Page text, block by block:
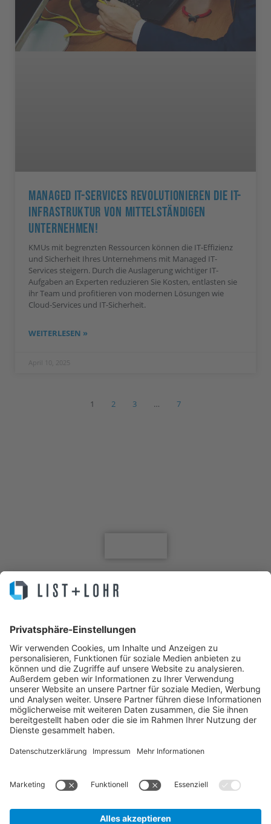
Managed IT-Services Revolutionieren Die IT-
Infrastruktur Von Mittelständigen
Unternehmen!
KMUs mit begrenzten Ressourcen können die IT-Effizienz
und Sicherheit Ihres Unternehmens mit Managed IT-
Services steigern. Durch die Auslagerung wichtiger IT-
Aufgaben an Experten reduzieren Sie Kosten, entlasten sie
ihr Team und profitieren von modernen Lösungen wie
Cloud-Services und IT-Sicherheit.
WEITERLESEN »
April 10, 2025
1 2 3 … 7
Sie machen Business. Wir Ihre IT.
IT Service, Lösungen, Helpdesk, Infrastruktur, Cloud, Hosting,
Managed Backup, Managed Server, Managed Antivirus, MPS, All-IP,
IT Security und Externer Datenschutzbeauftragter – Das Systemhaus
für die Region Hannover.